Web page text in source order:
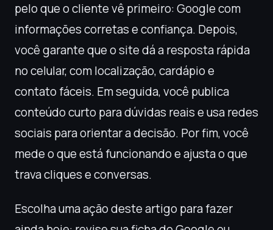
pelo que o cliente vê primeiro: Google com
informações corretas e confiança. Depois,
você garante que o site dá a resposta rápida
no celular, com localização, cardápio e
contato fáceis. Em seguida, você publica
conteúdo curto para dúvidas reais e usa redes
sociais para orientar a decisão. Por fim, você
mede o que está funcionando e ajusta o que
trava cliques e conversas.
Escolha uma ação deste artigo para fazer